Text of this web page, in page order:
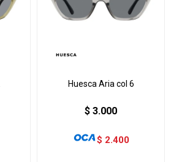
Huesca Aria col 6
$ 3.000
$ 2.400